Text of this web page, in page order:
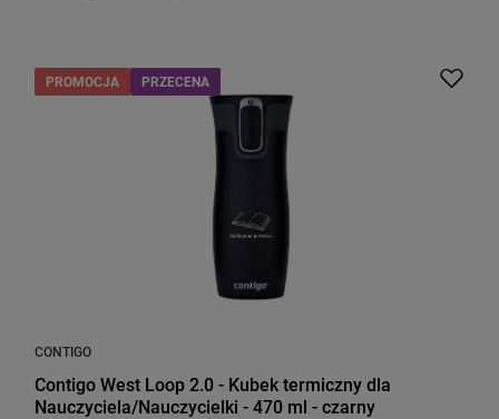
PROMOCJA PRZECENA
CONTIGO
Contigo West Loop 2.0 - Kubek termiczny dla
Nauczyciela/Nauczycielki - 470 ml - czarny